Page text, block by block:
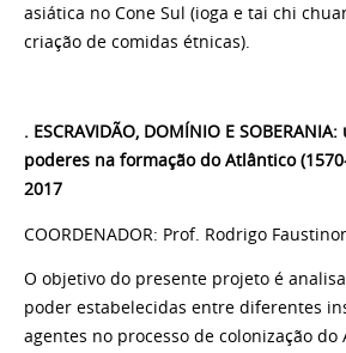
asiática no Cone Sul (ioga e tai chi
criação de comidas étnicas).
. ESCRAVIDÃO, DOMÍNIO E
poderes na formação do Atlântico
2017
COORDENADOR: Prof. Rodrigo
O objetivo do presente projeto é
poder estabelecidas entre diferentes
agentes no processo de colonização